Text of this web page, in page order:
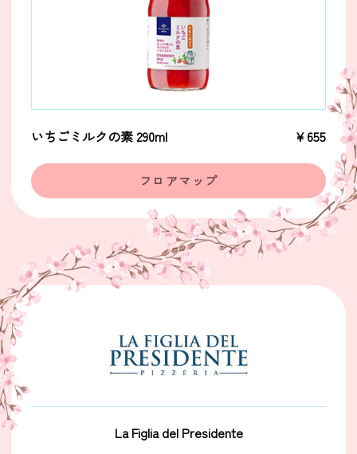
いちごミルクの素 290ml ￥655
フロアマップ
La Figlia del Presidente